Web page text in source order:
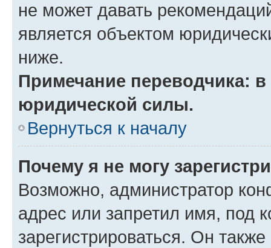
не может давать
является объектом
ниже.
Примечание переводчика:
юридической силы.
Вернуться к началу
Почему я не могу
Возможно, администратор
адрес или запретил имя, под
зарегистрироваться. Он